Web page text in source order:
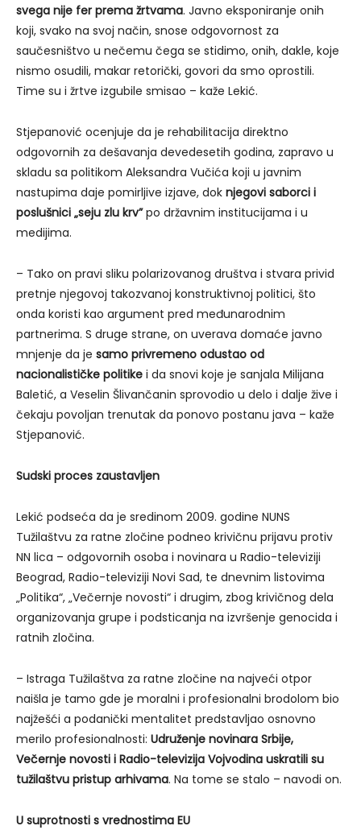
svega nije fer prema žrtvama. Javno eksponiranje onih
koji, svako na svoj način, snose odgovornost za
saučesništvo u nečemu čega se stidimo, onih, dakle, koje
nismo osudili, makar retorički, govori da smo oprostili.
Time su i žrtve izgubile smisao – kaže Lekić.
Stjepanović ocenjuje da je rehabilitacija direktno
odgovornih za dešavanja devedesetih godina, zapravo u
skladu sa politikom Aleksandra Vučića koji u javnim
nastupima daje pomirljive izjave, dok njegovi saborci i
poslušnici „seju zlu krv”po državnim institucijama i u
medijima.
– Tako on pravi sliku polarizovanog društva i stvara privid
pretnje njegovoj takozvanoj konstruktivnoj politici, što
onda koristi kao argument pred međunarodnim
partnerima. S druge strane, on uverava domaće javno
mnjenje da je samo privremeno odustao od
nacionalističke politike i da snovi koje je sanjala Milijana
Baletić, a Veselin Šlivančanin sprovodio u delo i dalje žive i
čekaju povoljan trenutak da ponovo postanu java – kaže
Stjepanović.
Sudski proces zaustavljen
Lekić podseća da je sredinom 2009. godine NUNS
Tužilaštvu za ratne zločine podneo krivičnu prijavu protiv
NN lica – odgovornih osoba i novinara u Radio-televiziji
Beograd, Radio-televiziji Novi Sad, te dnevnim listovima
„Politika“, „Večernje novosti“ i drugim, zbog krivičnog dela
organizovanja grupe i podsticanja na izvršenje genocida i
ratnih zločina.
– Istraga Tužilaštva za ratne zločine na najveći otpor
naišla je tamo gde je moralni i profesionalni brodolom bio
najžešći a podanički mentalitet predstavljao osnovno
merilo profesionalnosti: Udruženje novinara Srbije,
Večernje novosti i Radio-televizija Vojvodina uskratili su
tužilaštvu pristup arhivama. Na tome se stalo – navodi on.
U suprotnosti s vrednostima EU